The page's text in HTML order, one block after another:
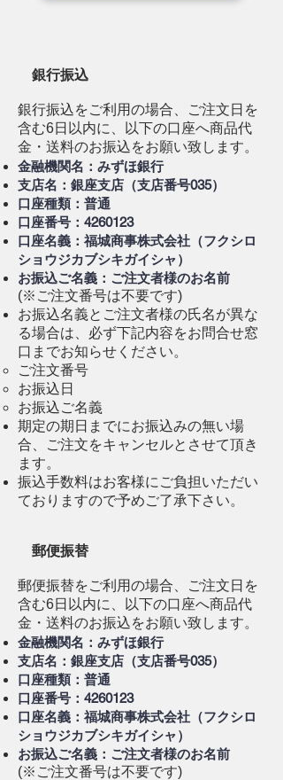
銀行振込
銀行振込をご利用の場合、ご注文日を
含む6日以内に、以下の口座へ商品代
金・送料のお振込をお願い致します。
金融機関名：みずほ銀行
支店名：銀座支店（支店番号035）
口座種類：普通
口座番号：4260123
口座名義：福城商事株式会社（フクシロ
ショウジカブシキガイシャ）
お振込ご名義： ご注文者様のお名前
(※ご注文番号は不要です)
お振込名義とご注文者様の氏名が異な
る場合は、必ず下記内容をお問合せ窓
口までお知らせください。
ご注文番号
お振込日
お振込ご名義
期定の期日までにお振込みの無い場
合、ご注文をキャンセルとさせて頂き
ます。
振込手数料はお客様にご負担いただい
ておりますので予めご了承下さい。
郵便振替
郵便振替をご利用の場合、ご注文日を
含む6日以内に、以下の口座へ商品代
金・送料のお振込をお願い致します。
金融機関名：みずほ銀行
支店名：銀座支店（支店番号035）
口座種類：普通
口座番号：4260123
口座名義：福城商事株式会社（フクシロ
ショウジカブシキガイシャ）
お振込ご名義： ご注文者様のお名前
(※ご注文番号は不要です)